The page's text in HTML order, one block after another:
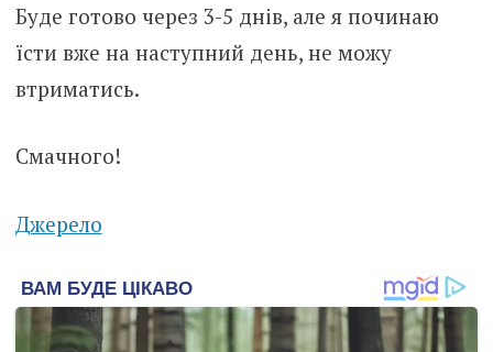
Буде готово через 3-5 днів, але я починаю
їсти вже на наступний день, не можу
втриматись.
Смачного!
Джерело